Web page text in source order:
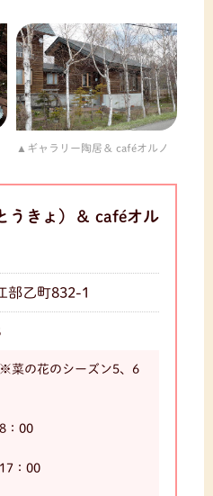
ギャラリー陶居＆ caféオルノ
うきょ）＆ caféオル
部乙町832-1
の花のシーズン5、6
：00
：00